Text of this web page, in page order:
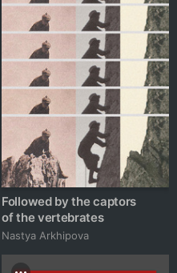
Followed by the captors
of the vertebrates
Nastya Arkhipova